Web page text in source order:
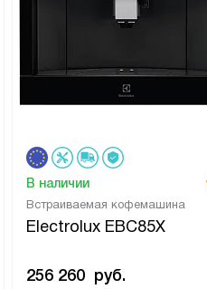
Встраиваемая кофемашина
Electrolux EBC85X
В наличии
256 260 руб.